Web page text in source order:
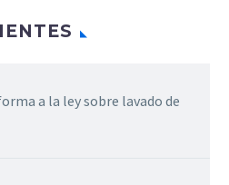
a la ley sobre lavado de